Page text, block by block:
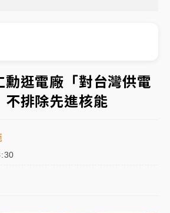
大摩估去槓桿完成逾半 波動率降
！通報109件災情 侯友宜揭這類災
北！時雨量破百毫米 水塔、雨棚
破31兆創高 日本年增45%居冠
勳逛電廠「對台灣供電
排除先進核能